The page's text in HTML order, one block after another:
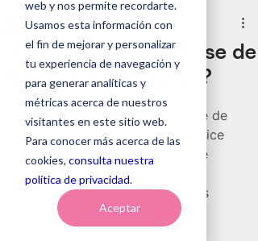
web y nos permite recordarte.
Usamos esta información con
el fin de mejorar y personalizar
tu experiencia de navegación y
para generar analíticas y
métricas acerca de nuestros
visitantes en este sitio web.
Para conocer más acerca de las
cookies, consulta nuestra
política de privacidad.
Aceptar
Todas las entradas
Tendencias de RRHH
Selección de personas
Genomawork
Casos de éxito
¿Cómo hacer una base de
datos de candidatos?
25 mar 2025 4 min de lectura
Actualizado:
Descubre cómo hacer una base de
datos de candidatos que optimice
tu proceso de selección, ahorre
tiempo y te ayude a tomar
decisiones de contratación más
efectivas.